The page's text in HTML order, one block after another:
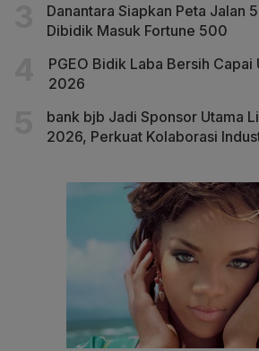
Danantara Siapkan Peta Jalan
Dibidik Masuk Fortune 500
PGEO Bidik Laba Bersih Capai
2026
bank bjb Jadi Sponsor Utama
2026, Perkuat Kolaborasi